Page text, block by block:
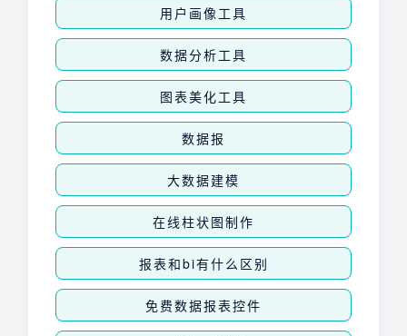
用户画像工具
数据分析工具
图表美化工具
数据报
大数据建模
在线柱状图制作
报表和bi有什么区别
免费数据报表控件